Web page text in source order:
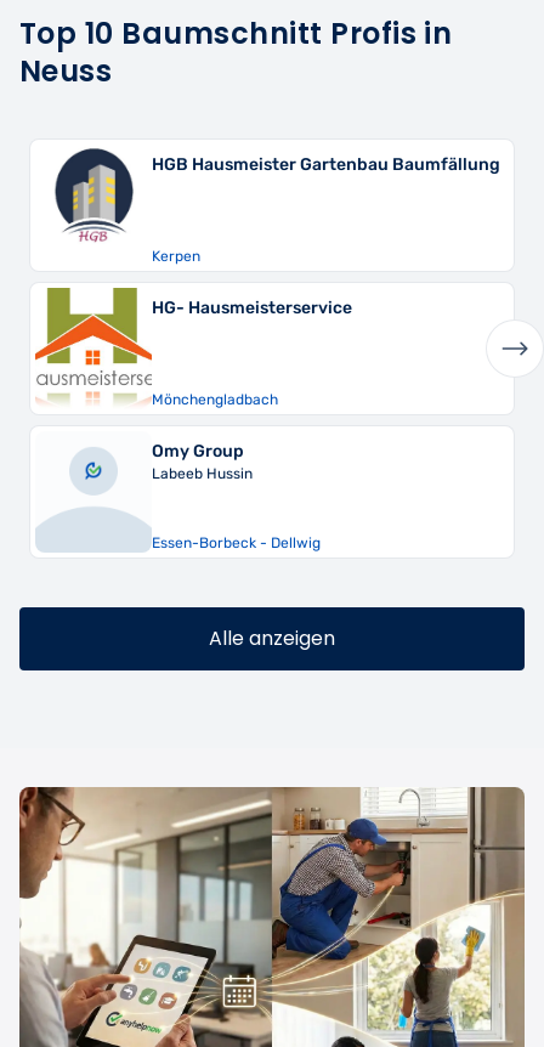
Top 10 Baumschnitt Profis in
Neuss
Gartenbau Baumfällung
Borbeck - Dellwig
Andreas
Alle anzeigen